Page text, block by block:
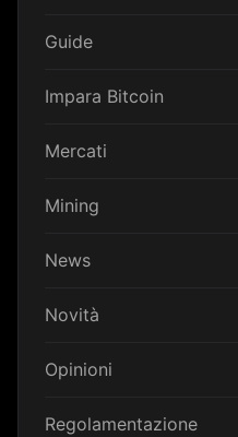
Guide
Impara Bitcoin
Mercati
Mining
News
Novità
Opinioni
Regolamentazione